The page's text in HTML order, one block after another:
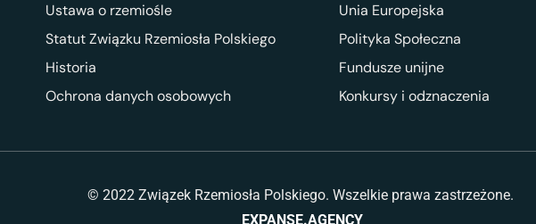
Ustawa o rzemiośle
Statut Związku Rzemiosła Polskiego
Historia
Ochrona danych osobowych
Unia Europejska
Polityka Społeczna
Fundusze unijne
Konkursy i odznaczenia
© 2022 Związek Rzemiosła Polskiego. Wszelkie prawa zastrzeżone.
EXPANSE.AGENCY